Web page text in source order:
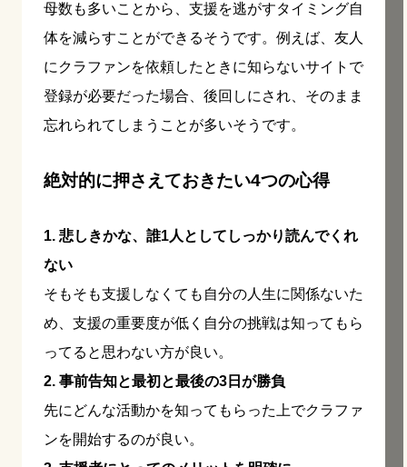
母数も多いことから、支援を逃がすタイミング自
体を減らすことができるそうです。例えば、友人
にクラファンを依頼したときに知らないサイトで
登録が必要だった場合、後回しにされ、そのまま
忘れられてしまうことが多いそうです。
絶対的に押さえておきたい4つの心得
1. 悲しきかな、誰1人としてしっかり読んでくれ
ない
そもそも支援しなくても自分の人生に関係ないた
め、支援の重要度が低く自分の挑戦は知ってもら
ってると思わない方が良い。
2. 事前告知と最初と最後の3日が勝負
先にどんな活動かを知ってもらった上でクラファ
ンを開始するのが良い。